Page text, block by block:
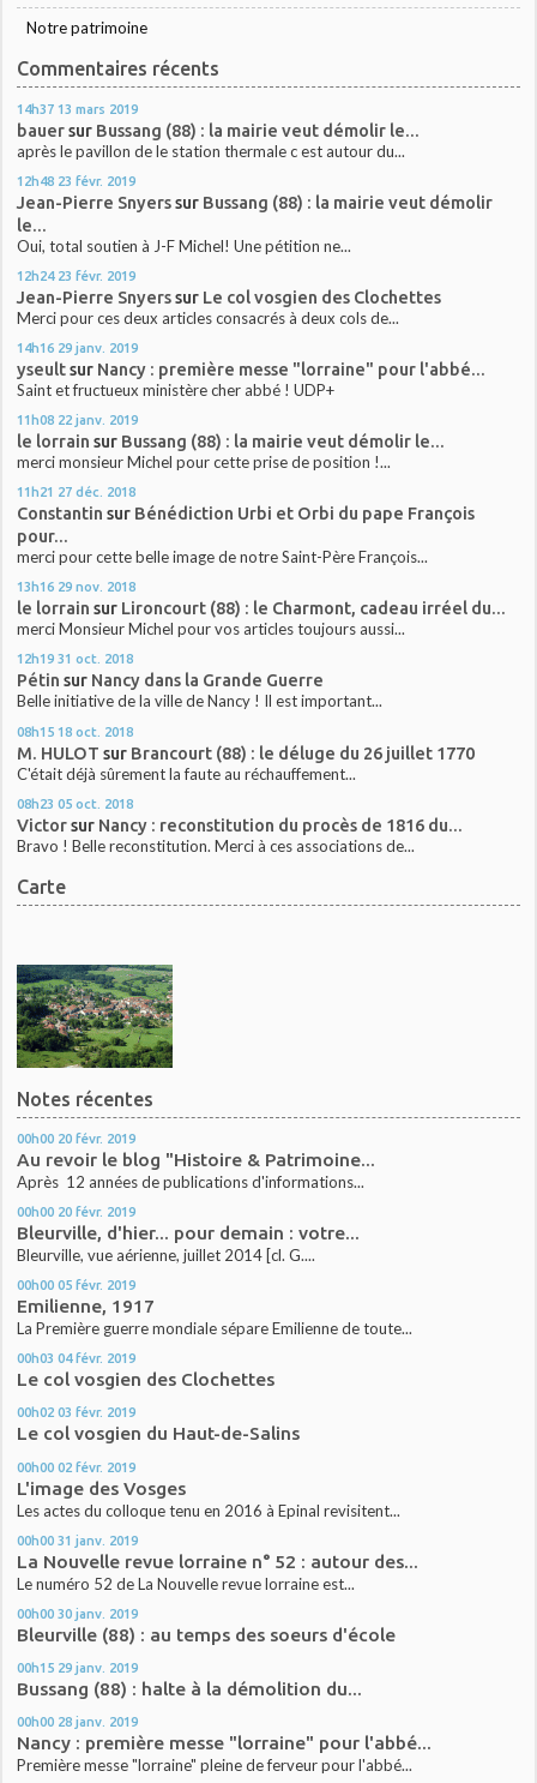
Notre patrimoine
Commentaires récents
14h37 13 mars 2019
bauersur Bussang (88) : la mairie veut démolir le...
après le pavillon de le station thermale c est autour du...
12h48 23 févr. 2019
Jean-Pierre Snyerssur Bussang (88) : la mairie veut démolir
le...
Oui, total soutien à J-F Michel! Une pétition ne...
12h24 23 févr. 2019
Jean-Pierre Snyerssur Le col vosgien des Clochettes
Merci pour ces deux articles consacrés à deux cols de...
14h16 29 janv. 2019
yseultsur Nancy : première messe "lorraine" pour l'abbé...
Saint et fructueux ministère cher abbé ! UDP+
11h08 22 janv. 2019
le lorrain sur Bussang (88) : la mairie veut démolir le...
merci monsieur Michel pour cette prise de position !...
11h21 27 déc. 2018
Constantin sur Bénédiction Urbi et Orbi du pape François
pour...
merci pour cette belle image de notre Saint-Père François...
13h16 29 nov. 2018
le lorrain sur Lironcourt (88) : le Charmont, cadeau irréel du...
merci Monsieur Michel pour vos articles toujours aussi...
12h19 31 oct. 2018
Pétin sur Nancy dans la Grande Guerre
Belle initiative de la ville de Nancy ! Il est important...
08h15 18 oct. 2018
M. HULOT sur Brancourt (88) : le déluge du 26 juillet 1770
C'était déjà sûrement la faute au réchauffement...
08h23 05 oct. 2018
Victorsur Nancy : reconstitution du procès de 1816 du...
Bravo ! Belle reconstitution. Merci à ces associations de...
Carte
Notes récentes
00h00 20 févr. 2019
Au revoir le blog "Histoire & Patrimoine...
Après 12 années de publications d'informations...
00h00 20 févr. 2019
Bleurville, d'hier... pour demain : votre...
Bleurville, vue aérienne, juillet 2014 [cl. G....
00h00 05 févr. 2019
Emilienne, 1917
La Première guerre mondiale sépare Emilienne de toute...
00h03 04 févr. 2019
Le col vosgien des Clochettes
00h02 03 févr. 2019
Le col vosgien du Haut-de-Salins
00h00 02 févr. 2019
L'image des Vosges
Les actes du colloque tenu en 2016 à Epinal revisitent...
00h00 31 janv. 2019
La Nouvelle revue lorraine n° 52 : autour des...
Le numéro 52 de La Nouvelle revue lorraine est...
00h00 30 janv. 2019
Bleurville (88) : au temps des soeurs d'école
00h15 29 janv. 2019
Bussang (88) : halte à la démolition du...
00h00 28 janv. 2019
Nancy : première messe "lorraine" pour l'abbé...
Première messe "lorraine" pleine de ferveur pour l'abbé...